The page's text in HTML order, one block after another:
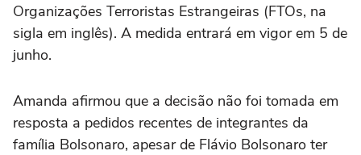
Organizações Terroristas Estrangeiras (FTOs, na
sigla em inglês). A medida entrará em vigor em 5 de
junho.
Amanda afirmou que a decisão não foi tomada em
resposta a pedidos recentes de integrantes da
família Bolsonaro, apesar de Flávio Bolsonaro ter